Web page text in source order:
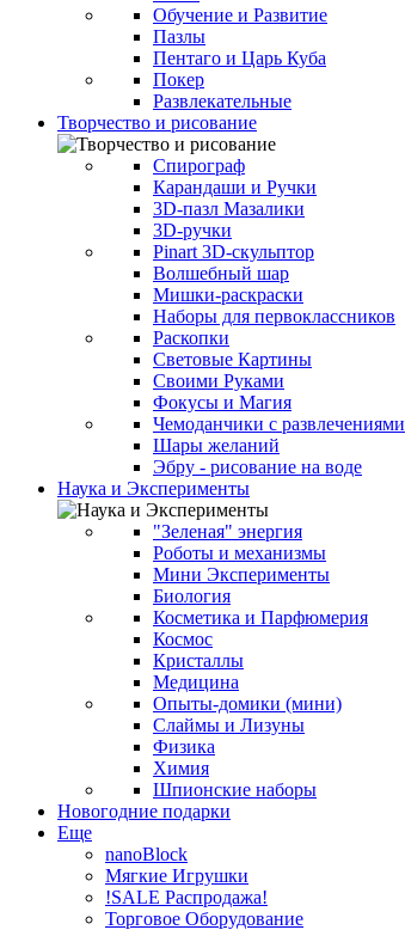
Обучение и Развитие
Пазлы
Пентаго и Царь Куба
Покер
Развлекательные
Творчество и рисование
Спирограф
Карандаши и Ручки
3D-пазл Мазалики
3D-ручки
Pinart 3D-скульптор
Волшебный шар
Мишки-раскраски
Наборы для первоклассников
Раскопки
Световые Картины
Своими Руками
Фокусы и Магия
Чемоданчики с развлечениями
Шары желаний
Эбру - рисование на воде
Наука и Эксперименты
"Зеленая" энергия
Роботы и механизмы
Мини Эксперименты
Биология
Косметика и Парфюмерия
Космос
Кристаллы
Медицина
Опыты-домики (мини)
Слаймы и Лизуны
Физика
Химия
Шпионские наборы
Новогодние подарки
Еще
nanoBlock
Мягкие Игрушки
!SALE Распродажа!
Торговое Оборудование